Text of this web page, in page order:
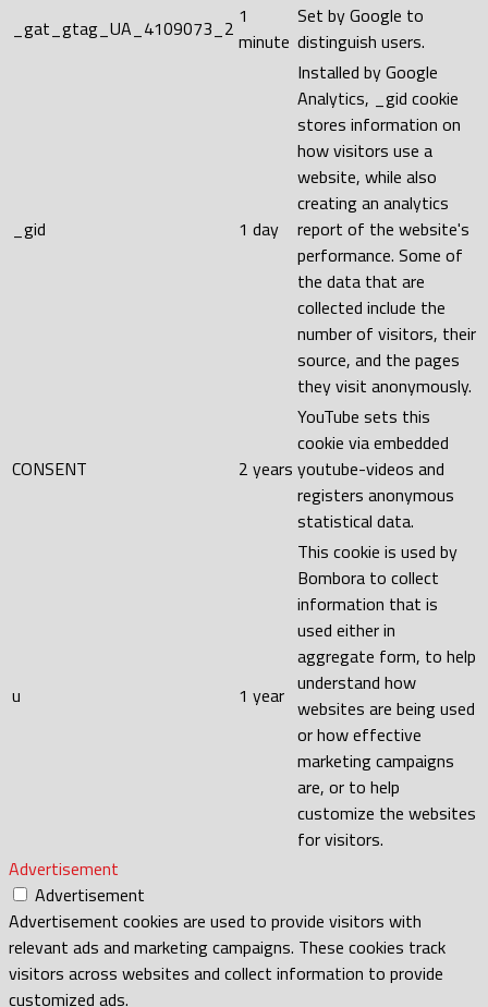
_gat_gtag_UA_4109073_2 1
minute
Set by Google to
distinguish users.
_gid 1 day
Installed by Google
Analytics, _gid cookie
stores information on
how visitors use a
website, while also
creating an analytics
report of the website's
performance. Some of
the data that are
collected include the
number of visitors, their
source, and the pages
they visit anonymously.
CONSENT 2 years
YouTube sets this
cookie via embedded
youtube-videos and
registers anonymous
statistical data.
u 1 year
This cookie is used by
Bombora to collect
information that is
used either in
aggregate form, to help
understand how
websites are being used
or how effective
marketing campaigns
are, or to help
customize the websites
for visitors.
Advertisement
Advertisement
Advertisement cookies are used to provide visitors with
relevant ads and marketing campaigns. These cookies track
visitors across websites and collect information to provide
customized ads.